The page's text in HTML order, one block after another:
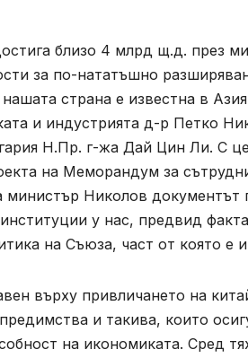
близо 4 млрд щ.д. през
за по-нататъшно
страна е известна в
и индустрията д-р Петко
Н.Пр. г-жа Дай Цин Ли. С
на Меморандум за
министър Николов
у нас, предвид
на Съюза, част от която е
върху привличането на
и такива, които
на икономиката. Сред